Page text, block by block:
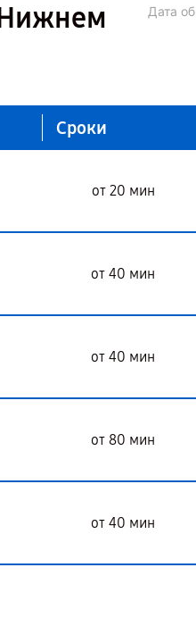
Нижнем
Дата
Сроки
от 20 мин
от 40 мин
от 40 мин
от 80 мин
от 40 мин